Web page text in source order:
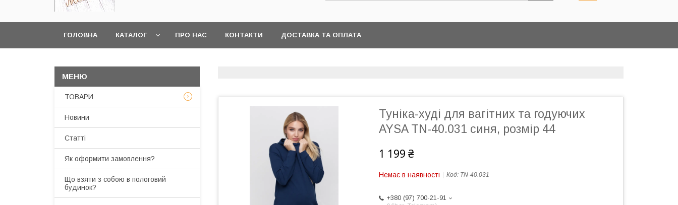
ГОЛОВНА КАТАЛОГ ПРО НАС КОНТАКТИ ДОСТАВКА ТА ОПЛАТА
Туніка-худі для вагітних та годуючих
AYSA TN-40.031 синя, розмір 44
1 199 ₴
Немає в наявності Код: TN-40.031
+380 (97) 700-21-91
ТОВАРИ
Новини
Статті
Як оформити замовлення?
Що взяти з собою в пологовий
будинок?